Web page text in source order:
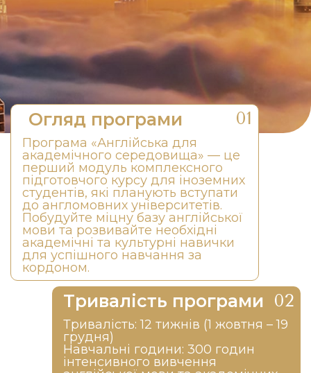
Огляд програми
Програма «Англійська для
академічного середовища» — це
перший модуль комплексного
підготовчого курсу для іноземних
студентів, які планують вступати
до англомовних університетів.
Побудуйте міцну базу англійської
мови та розвивайте необхідні
академічні та культурні навички
для успішного навчання за
кордоном.
Тривалість програми
Тривалість: 12 тижнів (1 жовтня – 19
грудня)
Навчальні години: 300 годин
інтенсивного вивчення